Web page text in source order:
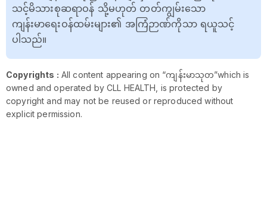
သင့်မိသားစုဆရာဝန် သို့မဟုတ် တတ်ကျွမ်းသော
ကျန်းမာရေးဝန်ထမ်းများ၏ အကြံဉာဏ်ကိုသာ ရယူသင့်
ပါသည်။
Copyrights : All content appearing on “ကျန်းမာသုတ”which is
owned and operated by CLL HEALTH, is protected by
copyright and may not be reused or reproduced without
explicit permission.